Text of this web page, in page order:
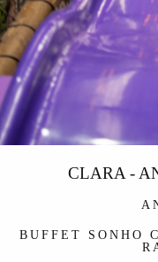
BUFFET SONHO
CLARA -